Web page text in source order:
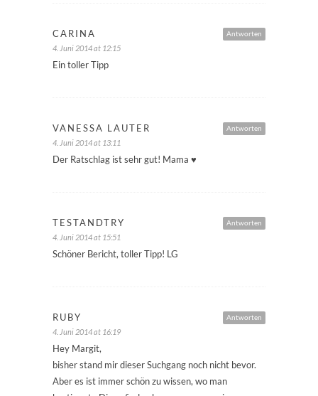
Antworten
CARINA
4. Juni 2014 at 12:15
Ein toller Tipp
Antworten
VANESSA LAUTER
4. Juni 2014 at 13:11
Der Ratschlag ist sehr gut! Mama ♥
Antworten
TESTANDTRY
4. Juni 2014 at 15:51
Schöner Bericht, toller Tipp! LG
Antworten
RUBY
4. Juni 2014 at 16:19
Hey Margit,
bisher stand mir dieser Suchgang noch nicht bevor.
Aber es ist immer schön zu wissen, wo man